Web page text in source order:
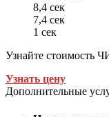
8,4 сек
7,4 сек
1 сек
Узнайте стоимость
Узнать цену
Дополнительные